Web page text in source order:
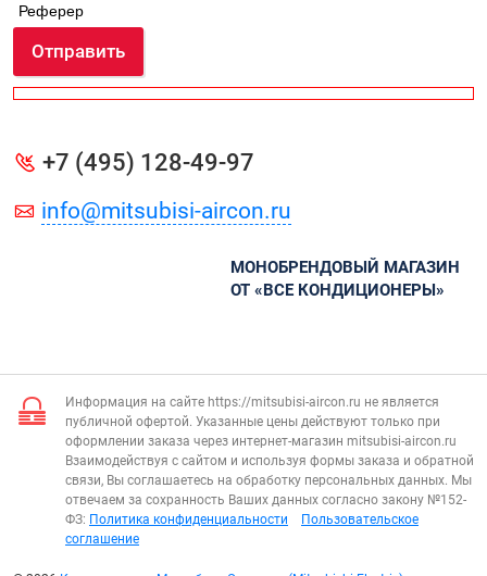
Реферер
Отправить
+7 (495) 128-49-97
info@mitsubisi-aircon.ru
МОНОБРЕНДОВЫЙ МАГАЗИН
ОТ «ВСЕ КОНДИЦИОНЕРЫ»
Информация на сайте https://mitsubisi-aircon.ru не является
публичной офертой. Указанные цены действуют только при
оформлении заказа через интернет-магазин mitsubisi-aircon.ru
Взаимодействуя с сайтом и используя формы заказа и обратной
связи, Вы соглашаетесь на обработку персональных данных. Мы
отвечаем за сохранность Ваших данных согласно закону №152-
ФЗ: Политика конфиденциальности
Пользовательское
соглашение